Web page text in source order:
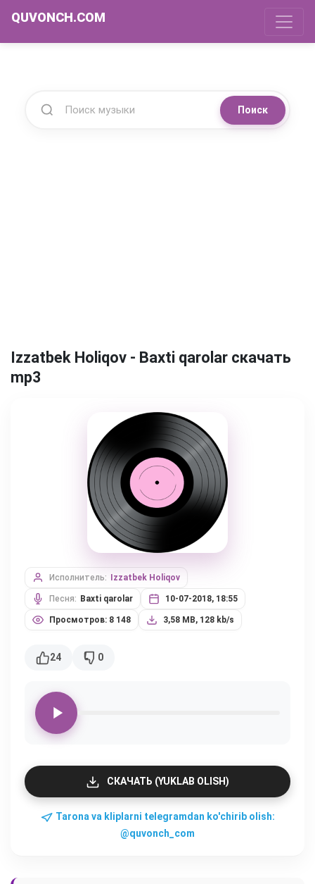
QUVONCH.COM
Поиск
Izzatbek Holiqov - Baxti qarolar скачать
mp3
Исполнитель: Izzatbek Holiqov
Песня: Baxti qarolar 10-07-2018, 18:55
Просмотров: 8 148 3,58 MB, 128 kb/s
24 0
СКАЧАТЬ (YUKLAB OLISH)
Tarona va kliplarni telegramdan ko'chirib olish:
@quvonch_com